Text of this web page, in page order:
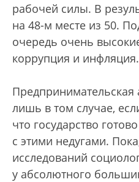
рабочей силы. В
на 48-м месте из 50.
очередь очень
коррупция и инфляция.
Предпринимательская
лишь в том случае,
что государство
с этими недугами.
исследований
у абсолютного